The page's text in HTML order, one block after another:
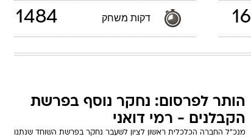
16 דקות משחק 1484
הותר לפרסום: נחקר נוסף בפרשת
הקבלנים - רמי דואני
מנכ"ל החברה הכלכלית ראשון לציון לשעבר נחקר בפרשת השוחד שנתנו